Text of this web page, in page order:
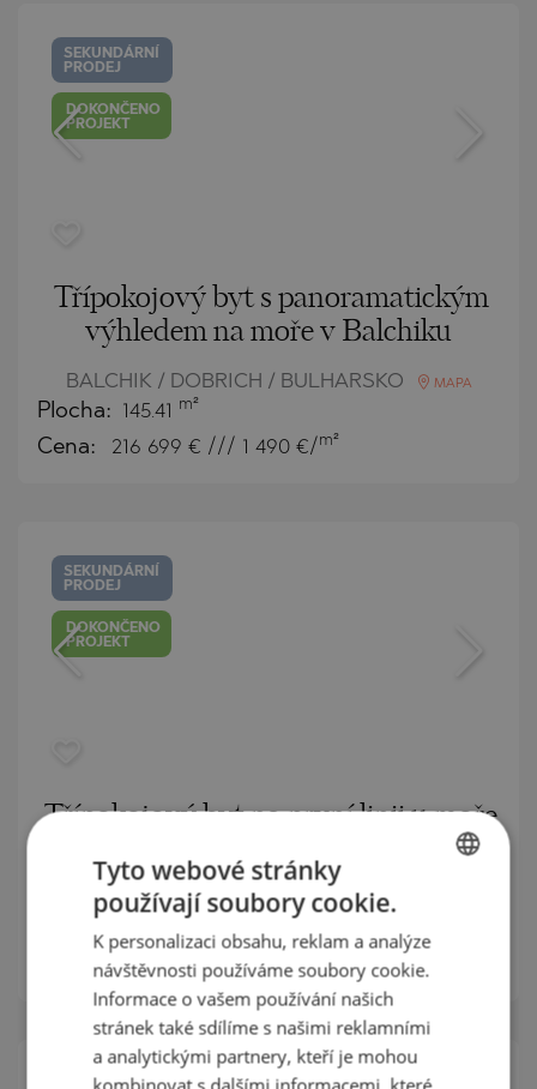
SEKUNDÁRNÍ
PRODEJ
DOKONČENO
PROJEKT
Třípokojový byt s panoramatickým
výhledem na moře v Balchiku
BALCHIK / DOBRICH / BULHARSKO MAPA
Plocha: 145.41 m²
Cena: 216 699 € /// 1 490 €/ m²
SEKUNDÁRNÍ
PRODEJ
DOKONČENO
PROJEKT
Třípokojový byt na první linii u moře
BALCHIK / DOBRICH / BULHARSKO
Plocha: 137.88m²
Cena: 145 000€ /// 1 052 €/ m²
BULGARIAN
ENGLISH
GERMAN
FRENCH
Tyto webové stránky
používají soubory cookie.
K personalizaci obsahu, reklam a analýze
návštěvnosti používáme soubory cookie.
Informace o vašem používání našich
stránek také sdílíme s našimi reklamními
a analytickými partnery, kteří je mohou